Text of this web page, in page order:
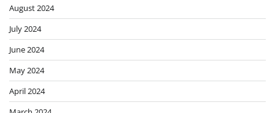
August 2024
July 2024
June 2024
May 2024
April 2024